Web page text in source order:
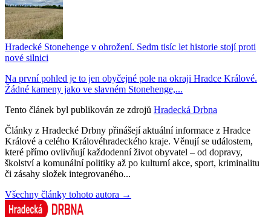
Hradecké Stonehenge v ohrožení. Sedm tisíc let historie stojí proti
nové silnici
Na první pohled je to jen obyčejné pole na okraji Hradce Králové.
Žádné kameny jako ve slavném Stonehenge,...
Tento článek byl publikován ze zdrojů Hradecká Drbna
Články z Hradecké Drbny přinášejí aktuální informace z Hradce
Králové a celého Královéhradeckého kraje. Věnují se událostem,
které přímo ovlivňují každodenní život obyvatel – od dopravy,
školství a komunální politiky až po kulturní akce, sport, kriminalitu
či zásahy složek integrovaného...
Všechny články tohoto autora →